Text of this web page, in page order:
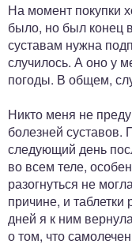
На момент покупки
было, но был конец
суставам нужна
случилось. А оно у
погоды. В общем,
Никто меня не
болезней суставов.
следующий день
во всем теле,
разогнуться не
причине, и
дней я к ним
о том, что